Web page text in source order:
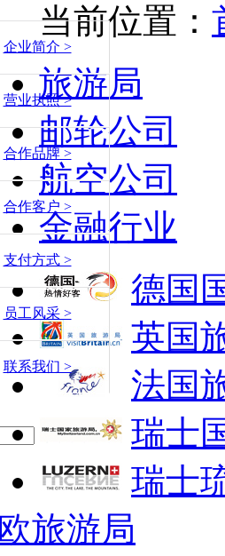
企业简介 >
营业执照 >
合作品牌 >
合作客户 >
支付方式 >
员工风采 >
联系我们 >
当前位置：
旅游局
邮轮公司
航空公司
金融行业
德国
英国
法国
瑞士
瑞士
旅游局